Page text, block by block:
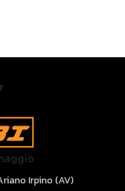
Irpino (AV)